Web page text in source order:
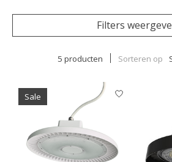
Filters
5 producten Sorteren op
Sale